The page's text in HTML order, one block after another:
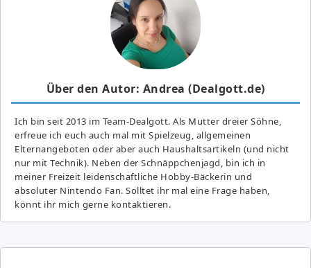
Über den Autor: Andrea (Dealgott.de)
Ich bin seit 2013 im Team-Dealgott. Als Mutter dreier Söhne,
erfreue ich euch auch mal mit Spielzeug, allgemeinen
Elternangeboten oder aber auch Haushaltsartikeln (und nicht
nur mit Technik). Neben der Schnäppchenjagd, bin ich in
meiner Freizeit leidenschaftliche Hobby-Bäckerin und
absoluter Nintendo Fan. Solltet ihr mal eine Frage haben,
könnt ihr mich gerne kontaktieren.